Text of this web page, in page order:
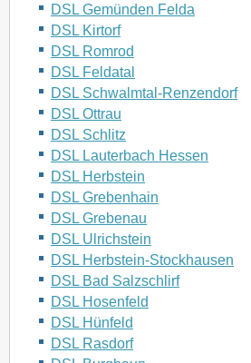
DSL Gemünden Felda
DSL Kirtorf
DSL Romrod
DSL Feldatal
DSL Schwalmtal-Renzendorf
DSL Ottrau
DSL Schlitz
DSL Lauterbach Hessen
DSL Herbstein
DSL Grebenhain
DSL Grebenau
DSL Ulrichstein
DSL Herbstein-Stockhausen
DSL Bad Salzschlirf
DSL Hosenfeld
DSL Hünfeld
DSL Rasdorf